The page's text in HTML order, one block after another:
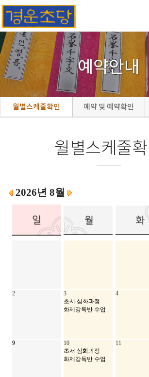
예약안내
월별스케줄확인 예약 및 예약확인
월별스케줄
2026년 8월
2
3
초서 심화과정
화제강독반 수업
4
9
10
초서 심화과정
화제강독반 수업
11